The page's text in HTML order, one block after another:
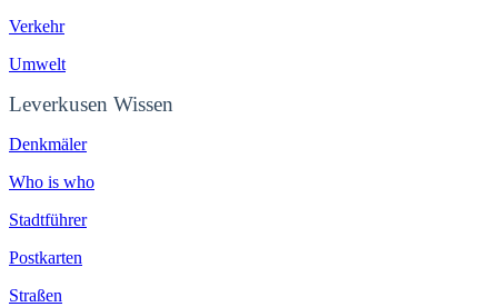
Verkehr
Umwelt
Leverkusen Wissen
Denkmäler
Who is who
Stadtführer
Postkarten
Straßen